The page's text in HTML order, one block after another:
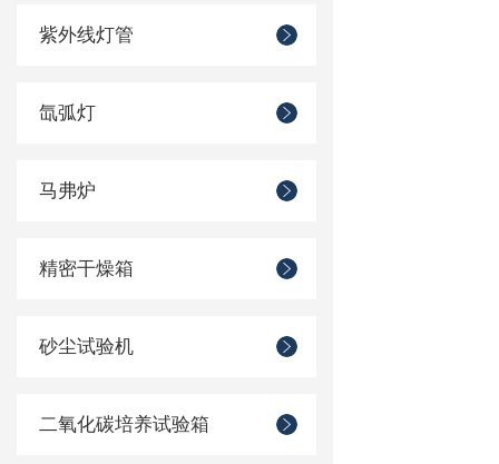
紫外线灯管
氙弧灯
马弗炉
精密干燥箱
砂尘试验机
二氧化碳培养试验箱